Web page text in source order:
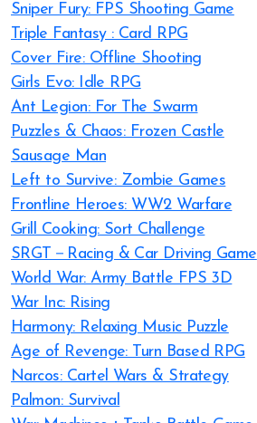
Sniper Fury: FPS Shooting Game
Triple Fantasy : Card RPG
Cover Fire: Offline Shooting
Girls Evo: Idle RPG
Ant Legion: For The Swarm
Puzzles & Chaos: Frozen Castle
Sausage Man
Left to Survive: Zombie Games
Frontline Heroes: WW2 Warfare
Grill Cooking: Sort Challenge
SRGT－Racing & Car Driving Game
World War: Army Battle FPS 3D
War Inc: Rising
Harmony: Relaxing Music Puzzle
Age of Revenge: Turn Based RPG
Narcos: Cartel Wars & Strategy
Palmon: Survival